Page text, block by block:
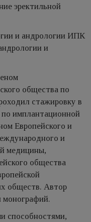
эректильной
и андрологии ИПК
и
общества по
стажировку в
имплантационной
Европейского и
и
медицины,
общества
обществ. Автор
монографий.
способностями,